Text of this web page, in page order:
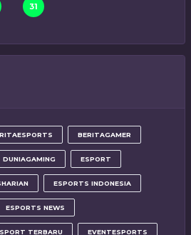
31
BERITAGAMER
DUNIAGAMING ESPORT
ESPORTS INDONESIA
ESPORTS NEWS
TERBARU EVENTESPORTS